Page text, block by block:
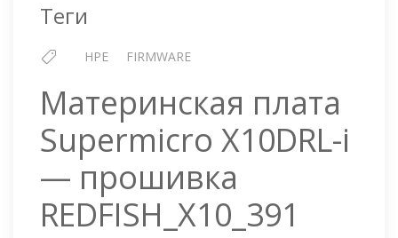
Теги
HPE FIRMWARE
Материнская плата
Supermicro X10DRL-i
— прошивка
REDFISH_X10_391